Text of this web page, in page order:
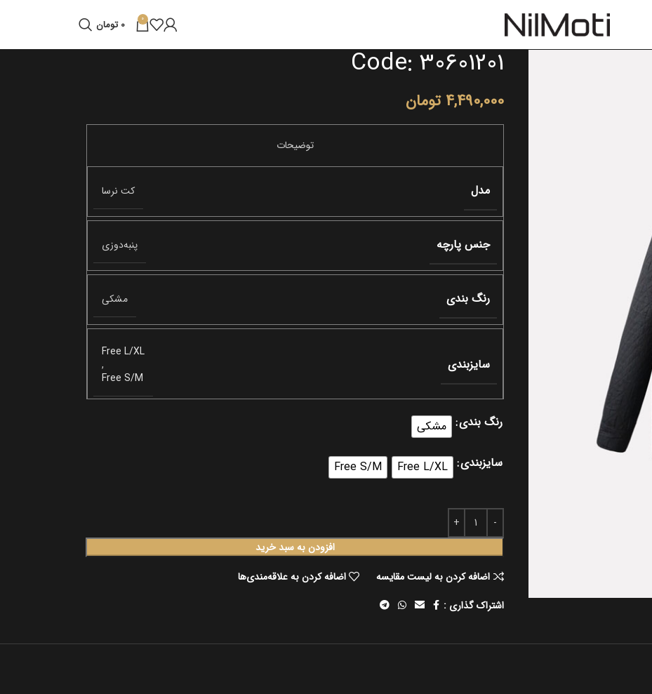
0
0 تومان
Code: 30601201
4,490,000 تومان
مدل کت نرسا
جنس پارچه پنبه‌دوزی
رنگ بندی مشکی
سایزبندی
Free L/XL
,
Free S/M
رنگ بندی مشکی
سایزبندی Free L/XL
Free S/M
افزودن به سبد خرید
اضافه کردن به لیست مقایسه
اضافه کردن به علاقه‌مندی‌ها
اشتراک گذاری :